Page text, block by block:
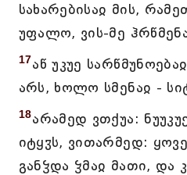
სახარებისაჲ მის,
უფალო, ვის-მე
17აწ უკუე
არს, ხოლო სმენაჲ -
18არამედ ვთქუა:
იტყჳს, ვითარმედ:
განჴდა ჴმაჲ მათი,